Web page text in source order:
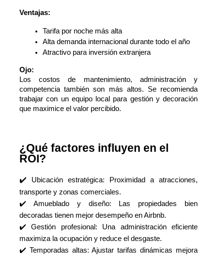
Ventajas:
Tarifa por noche más alta
Alta demanda internacional durante todo el año
Atractivo para inversión extranjera
Ojo:
Los costos de mantenimiento, administración y
competencia también son más altos. Se recomienda
trabajar con un equipo local para gestión y decoración
que maximice el valor percibido.
¿Qué factores influyen en el
ROI?
✔️ Ubicación estratégica: Proximidad a atracciones,
transporte y zonas comerciales.
✔️ Amueblado y diseño: Las propiedades bien
decoradas tienen mejor desempeño en Airbnb.
✔️ Gestión profesional: Una administración eficiente
maximiza la ocupación y reduce el desgaste.
✔️ Temporadas altas: Ajustar tarifas dinámicas mejora